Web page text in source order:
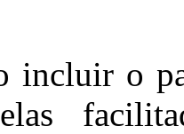
incluir o